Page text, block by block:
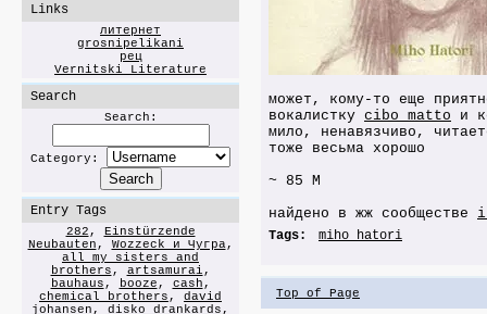
Links
литернет
grosnipelikani
рец
Vernitski Literature
Search
Search:
Category:
Entry Tags
282 , Einstürzende
Neubauten , Wozzeck и Чугра,
all my sisters and
brothers , artsamurai ,
bauhaus , booze , cash ,
chemical brothers , david
johansen , disko drankards ,
может, кому-то еще
вокалистку cibo matto и
мило, ненавязчиво,
тоже весьма хорошо
~ 85 M
найдено в жж сообществе
Tags: miho hatori
Top of Page